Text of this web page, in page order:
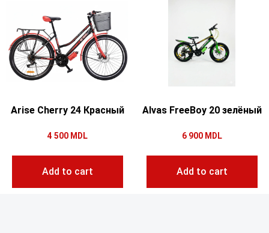
Arise Cherry 24 Красный
4 500 MDL
Add to cart
Alvas FreeBoy 20 зелёный
6 900 MDL
Add to cart